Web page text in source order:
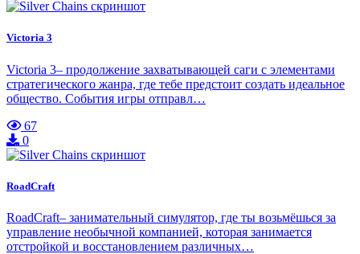
Victoria 3
Victoria 3– продолжение захватывающей саги с элементами
стратегического жанра, где тебе предстоит создать идеальное
общество. События игры отправл…
67
0
RoadCraft
RoadCraft– занимательный симулятор, где ты возьмёшься за
управление необычной компанией, которая занимается
отстройкой и восстановлением различных…